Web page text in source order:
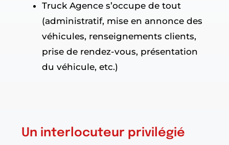
Truck Agence s’occupe de tout
(administratif, mise en annonce des
véhicules, renseignements clients,
prise de rendez-vous, présentation
du véhicule, etc.)
Un interlocuteur privilégié